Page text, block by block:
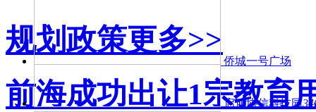
侨城一号广场
启迪协信科技园
规划政策更多>>
前海成功出让1宗教育